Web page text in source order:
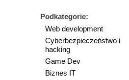
Podkategorie:
Web development
Cyberbezpieczeństwo i
hacking
Game Dev
Biznes IT